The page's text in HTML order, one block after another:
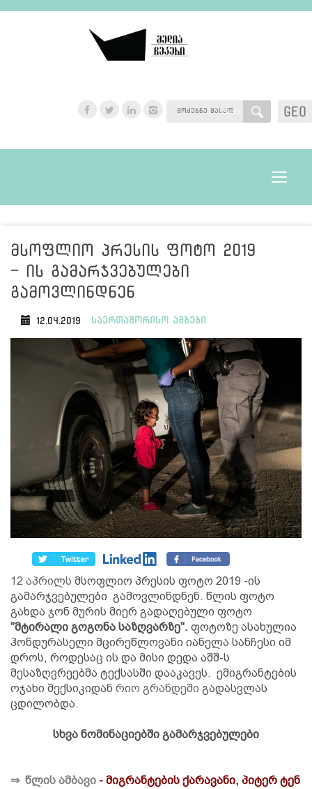
GEO
GEO
Toggle
მსოფლიო პრესის ფოტო 2019
- ის გამარჯვებულები
გამოვლინდნენ
12.04.2019 საერთაშორისო ამბები
12 აპრილს მსოფლიო პრესის ფოტო 2019 -ის
გამარჯვებულები გამოვლინდნენ. წლის ფოტო
გახდა ჯონ მურის მიერ გადაღებული ფოტო
"მტირალი გოგონა საზღვარზე". ფოტოზე ასახულია
ჰონდურასელი მცირეწლოვანი იანელა სანჩესი იმ
დროს, როდესაც ის და მისი დედა აშშ-ს
მესაზღვრეებმა ტექსასში დააკავეს. ემიგრანტების
ოჯახი მექსიკიდან რიო გრანდეში გადასვლას
ცდილობდა.
სხვა ნომინაციებში გამარჯვებულები
⇒ წლის ამბავი - მიგრანტების ქარავანი, პიტერ ტენ